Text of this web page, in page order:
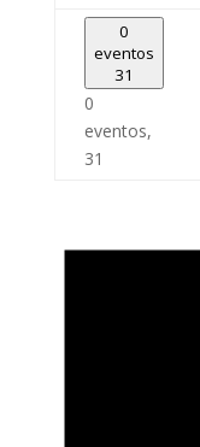
0
eventos
31
0
eventos,
31